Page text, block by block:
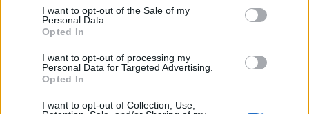
services and may gather and store information including but
not limited to your visit or usage behaviour. You may click to
grant or deny consent to Google and its third-party tags to
consent section.
I want to opt-out of the Sale of my
Personal Data.
Opted In
I want to opt-out of processing my
Personal Data for Targeted Advertising.
Opted In
I want to opt-out of Collection, Use,